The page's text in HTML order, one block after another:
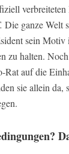
Die ganze Welt
sein
zu halten.
Rat auf die
sie allein da,